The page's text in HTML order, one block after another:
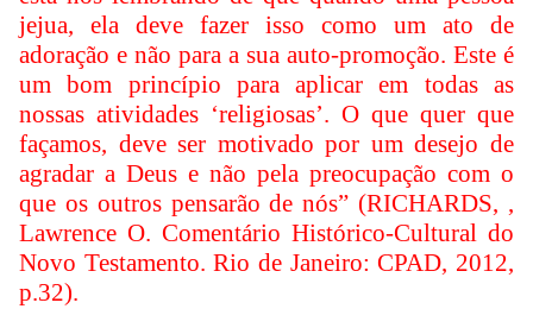
jejua, ela deve fazer isso como um ato de
adoração e não para a sua auto-promoção. Este é
um bom princípio para aplicar em todas as
nossas atividades ‘religiosas’. O que quer que
façamos, deve ser motivado por um desejo de
agradar a Deus e não pela preocupação com o
que os outros pensarão de nós” (RICHARDS, ,
Lawrence O. Comentário Histórico-Cultural do
Novo Testamento. Rio de Janeiro: CPAD, 2012,
p.32).